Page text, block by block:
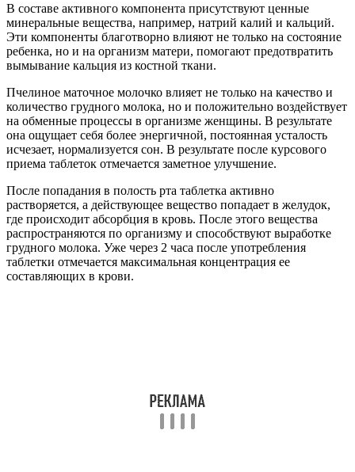
В составе активного компонента присутствуют ценные
минеральные вещества, например, натрий калий и кальций.
Эти компоненты благотворно влияют не только на состояние
ребенка, но и на организм матери, помогают предотвратить
вымывание кальция из костной ткани.
Пчелиное маточное молочко влияет не только на качество и
количество грудного молока, но и положительно воздействует
на обменные процессы в организме женщины. В результате
она ощущает себя более энергичной, постоянная усталость
исчезает, нормализуется сон. В результате после курсового
приема таблеток отмечается заметное улучшение.
После попадания в полость рта таблетка активно
растворяется, а действующее вещество попадает в желудок,
где происходит абсорбция в кровь. После этого вещества
распространяются по организму и способствуют выработке
грудного молока. Уже через 2 часа после употребления
таблетки отмечается максимальная концентрация ее
составляющих в крови.